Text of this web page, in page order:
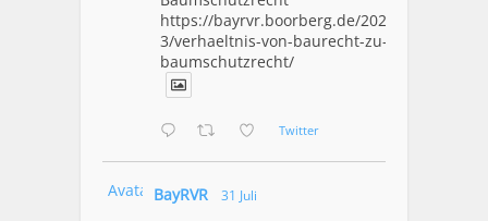
https://bayrvr.boorberg.de/2026/08/0
3/verhaeltnis-von-baurecht-zu-
baumschutzrecht/
Twitter
Avatar BayRVR 31 Juli